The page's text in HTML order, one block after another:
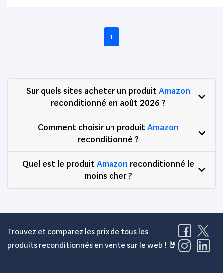
1
Sur quels sites acheter un produitAmazon
reconditionné en août 2026 ?
Comment choisir un produitAmazon
reconditionné ?
Quel est le produitAmazon reconditionné le
moins cher ?
Trouvez et comparez les prix de tous les
produits reconditionnés en vente sur le web ! 🤘